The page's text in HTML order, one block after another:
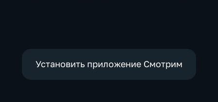
Установить приложение Смотрим